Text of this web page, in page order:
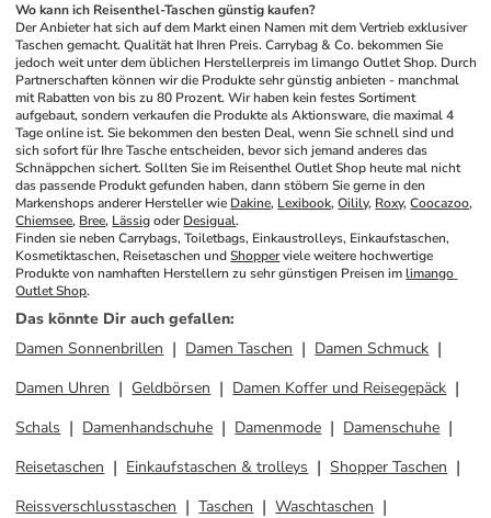
Wo kann ich Reisenthel-Taschen günstig kaufen?
Der Anbieter hat sich auf dem Markt einen Namen mit dem Vertrieb exklusiver
Taschen gemacht. Qualität hat Ihren Preis. Carrybag & Co. bekommen Sie
jedoch weit unter dem üblichen Herstellerpreis im limango Outlet Shop. Durch
Partnerschaften können wir die Produkte sehr günstig anbieten - manchmal
mit Rabatten von bis zu 80 Prozent. Wir haben kein festes Sortiment
aufgebaut, sondern verkaufen die Produkte als Aktionsware, die maximal 4
Tage online ist. Sie bekommen den besten Deal, wenn Sie schnell sind und
sich sofort für Ihre Tasche entscheiden, bevor sich jemand anderes das
Schnäppchen sichert. Sollten Sie im Reisenthel Outlet Shop heute mal nicht
das passende Produkt gefunden haben, dann stöbern Sie gerne in den
Markenshops anderer Hersteller wie Dakine, Lexibook, Oilily, Roxy, Coocazoo
Chiemsee, Bree, Lässig oder Desigual.
Finden sie neben Carrybags, Toiletbags, Einkaustrolleys, Einkaufstaschen,
Kosmetiktaschen, Reisetaschen und Shopper viele weitere hochwertige
Produkte von namhaften Herstellern zu sehr günstigen Preisen im limango
Outlet Shop.
Das könnte Dir auch gefallen:
Damen Sonnenbrillen
Damen Taschen
Damen Schmuck
Damen Uhren
Geldbörsen
Damen Koffer und Reisegepäck
Schals
Damenhandschuhe Damenmode
Damenschuhe
Reisetaschen
Einkaufstaschen & trolleys
Shopper Taschen
Reissverschlusstaschen
Taschen
Waschtaschen